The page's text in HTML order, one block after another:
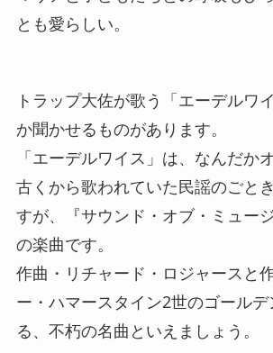
とも愛らしい。
トラップ大佐が歌う「エーデルワ
か聞かせるものがあります。
「エーデルワイス」は、なんだか
古くから歌われていた民謡のごと
すが、『サウンド・オブ・ミュー
の楽曲です。
作曲・リチャード・ロジャースと
ー・ハマースタイン2世のゴールデ
る、不朽の名曲といえましょう。